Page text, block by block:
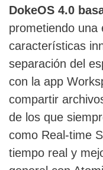
DokeOS 4.0
prometiendo una
características
separación del
con la app
compartir
de los que
como Real-time
tiempo real y